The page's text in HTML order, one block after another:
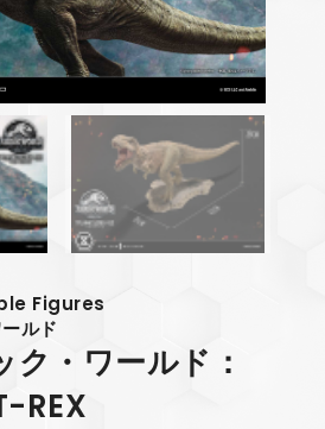
Figures
ルド
ク・ワールド：
REX